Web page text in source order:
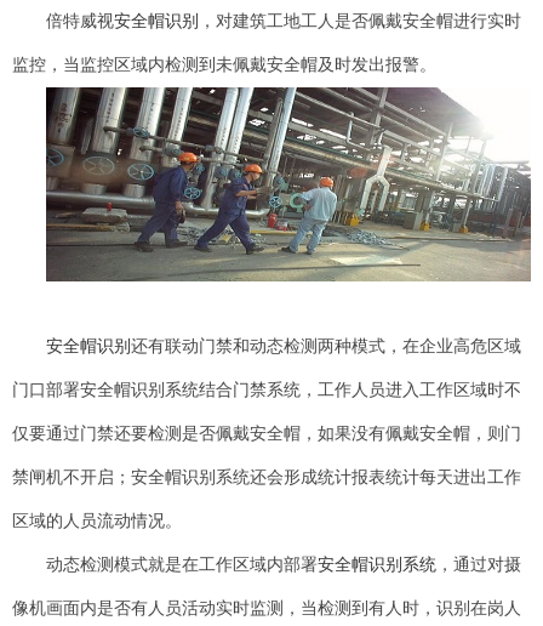
倍特威视安全帽识别 ，对建筑工地工人是否佩戴安全帽进行实时
监控，当监控区域内检测到未佩戴安全帽及时发出报警。
安全帽识别 还有联动门禁和动态检测两种模式，在企业高危区域
门口部署安全帽识别系统结合门禁系统，工作人员进入工作区域时不
仅要通过门禁还要检测是否佩戴安全帽，如果没有佩戴安全帽，则门
禁闸机不开启；安全帽识别系统还会形成统计报表统计每天进出工作
区域的人员流动情况。
动态检测模式就是在工作区域内部署安全帽识别系统 ，通过对摄
像机画面内是否有人员活动实时监测，当检测到有人时，识别在岗人